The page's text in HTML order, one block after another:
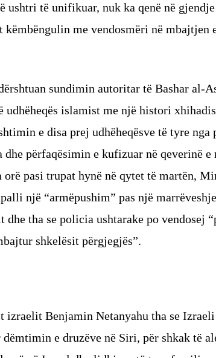
ushtri të unifikuar, nuk ka qenë në
me vendosmëri në mbajtjen
sundimin autoritar të Bashar al-
udhëheqës islamist me një histori
e disa prej udhëheqësve të tyre nga
përfaqësimin e kufizuar në qeverinë
orë pasi trupat hynë në qytet të martën,
një “armëpushim” pas një
tha se policia ushtarake po vendosej
shkelësit përgjegjës”.
Benjamin Netanyahu tha se Izraeli
e druzëve në Siri, për shkak të